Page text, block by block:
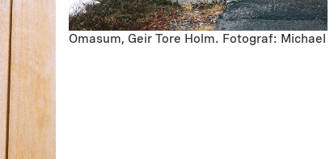
Omasum, Geir Tore Holm. Fotograf: Michael